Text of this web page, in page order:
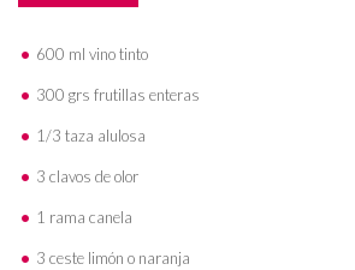
600 ml vino tinto
300 grs frutillas enteras
1/3 taza alulosa
3 clavos de olor
1 rama canela
3 ceste limón o naranja